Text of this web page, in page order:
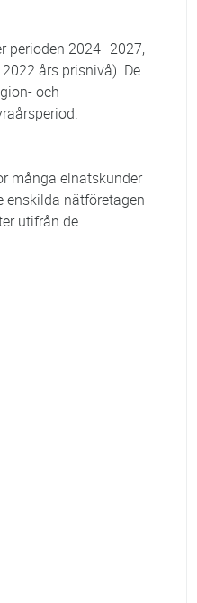
perioden 2024–2027,
års prisnivå). De
och
många elnätskunder
enskilda nätföretagen
utifrån de